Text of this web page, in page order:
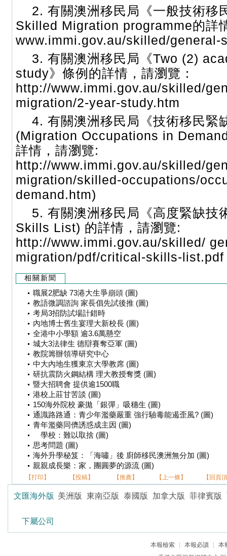
2. 有關澳洲移民局《一般技術移
Skilled Migration programme的詳
www.immi.gov.au/skilled/
3. 有關澳洲移民局《Two (2)
study》條例的詳情，請瀏覽：
http://www.immi.gov.au/skilled/
migration/2-year-study.htm
4. 有關澳洲移民局《技術移民緊
(Migration Occupations in
詳情，請瀏覽:
http://www.immi.gov.au/skilled/
migration/skilled-occupations/
demand.htm)
5. 有關澳洲移民局《高度緊缺技
Skills List) 的詳情，請瀏覽:
http://www.immi.gov.au/skilled/
migration/pdf/critical-skills-list.pdf
相關新聞
職展2肥缺 73港大生爭崩頭 (圖)
教語微調諮詢 家長倡先試後推 (圖)
考局3招防試場計錯時
內地博士舊生宴理大新校長 (圖)
全港中小學額 逾3.6萬懸空
城大3法律生 德辯賽奪亞軍 (圖)
教院籌辦領導研究中心
中大內地生獲東京大學教席 (圖)
研抗震防火鋼結構 理大教授奪獎 (圖)
暨大招聘會 提供逾1500職
港校上莊甘苦談 (圖)
150海外院校 豪拋「銀彈」吸穗生 (圖)
通識路路通：青少年濫藥嚴重 強行驗毒能遏歪風? (圖)
青年濫藥同儕誘惑成主因 (圖)
學校：難以取捨 (圖)
思考問題 (圖)
海外升學秘笈：「海嘯」後 廚師移民澳洲無分加 (圖)
親親成長樂：家，團圓夢的源流 (圖)
【打印】 【投稿】 【推薦】 【上一條】 【回頁
文匯海外版 美洲版 東南亞版 泰國版 加拿大版 菲律賓版
下屬公司
本報檢索 本報必讀
本